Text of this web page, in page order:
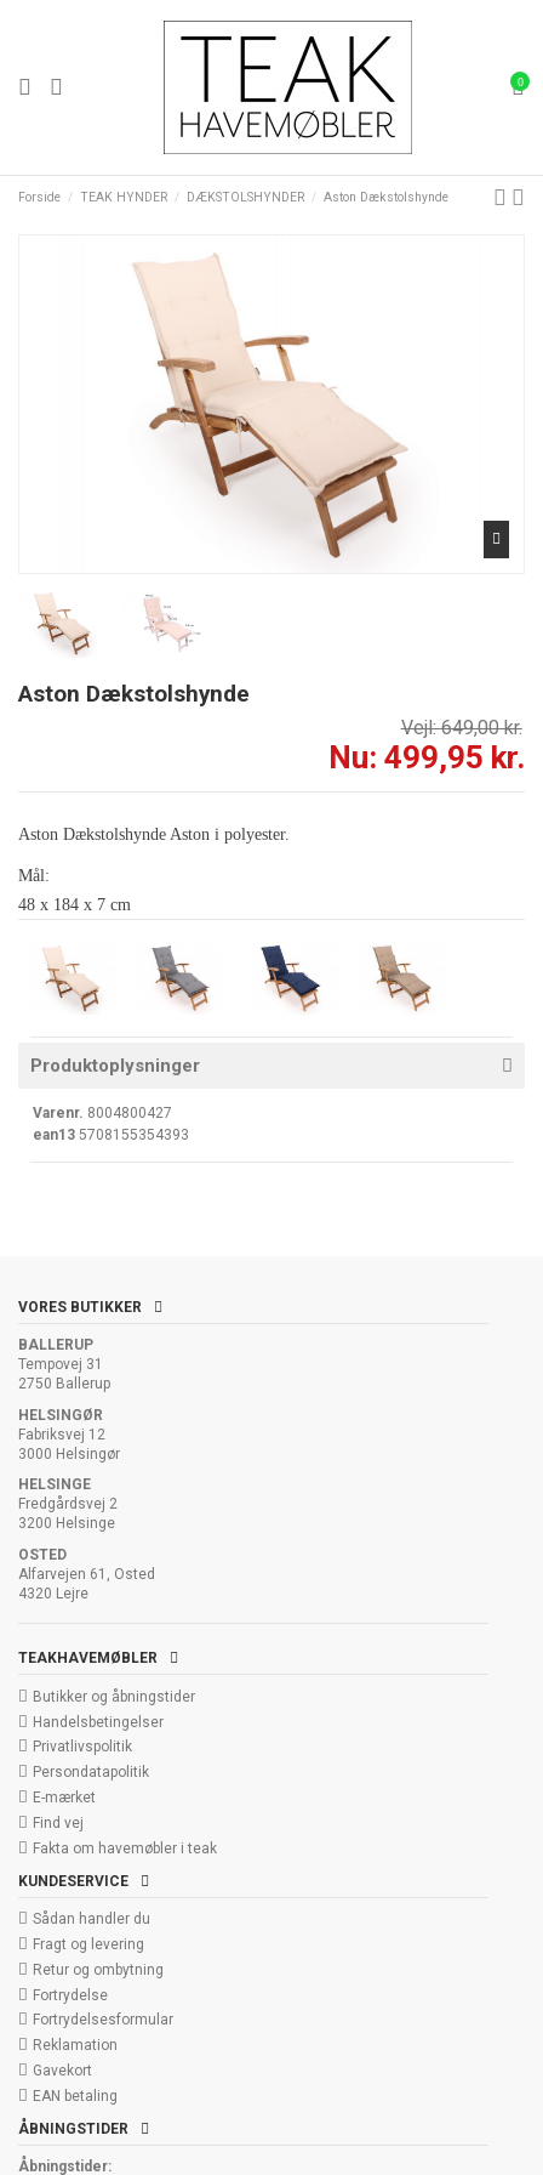
0
Forside TEAK HYNDER DÆKSTOLSHYNDER Aston Dækstolshynde
Aston Dækstolshynde
Vejl: 649,00 kr.
Nu: 499,95 kr.
Aston Dækstolshynde Aston i polyester.
Mål:
48 x 184 x 7 cm
Produktoplysninger
Varenr. 8004800427
ean13 5708155354393
VORES BUTIKKER
BALLERUP
Tempovej 31
2750 Ballerup
HELSINGØR
Fabriksvej 12
3000 Helsingør
HELSINGE
Fredgårdsvej 2
3200 Helsinge
OSTED
Alfarvejen 61, Osted
4320 Lejre
TEAKHAVEMØBLER
Butikker og åbningstider
Handelsbetingelser
Privatlivspolitik
Persondatapolitik
E-mærket
Find vej
Fakta om havemøbler i teak
KUNDESERVICE
Sådan handler du
Fragt og levering
Retur og ombytning
Fortrydelse
Fortrydelsesformular
Reklamation
Gavekort
EAN betaling
ÅBNINGSTIDER
Åbningstider: